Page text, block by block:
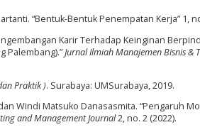
“Bentuk-Bentuk Penempatan Kerja” 1,
Karir Terhadap Keinginan
Palembang).”Jurnal Ilmiah Manajemen Bisnis &
Praktik ). Surabaya: UMSurabaya, 2019.
Windi Matsuko Danasasmita. “Pengaruh
and Management Journal2, no. 2 (2022).